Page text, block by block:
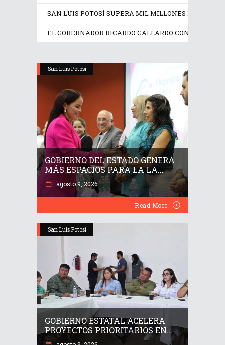
SAN LUIS POTOSÍ SUPERA MIL MILLONES DE
EL GOBERNADOR RICARDO GALLARDO CONSOLIDA
San Luis Potosí
GOBIERNO DEL ESTADO GENERA
MÁS ESPACIOS PARA LA LA...
agosto 9, 2026
Read More
San Luis Potosí
GOBIERNO ESTATAL ACELERA
PROYECTOS PRIORITARIOS EN...